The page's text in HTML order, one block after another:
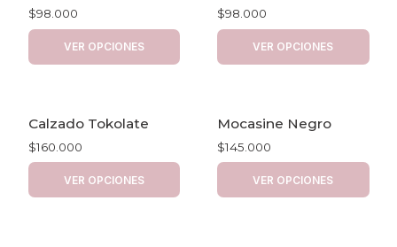
$98.000
VER OPCIONES
$98.000
VER OPCIONES
Calzado Tokolate
$160.000
VER OPCIONES
Mocasine Negro
$145.000
VER OPCIONES